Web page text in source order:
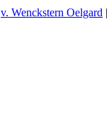
v. Wenckstern Oelgard |